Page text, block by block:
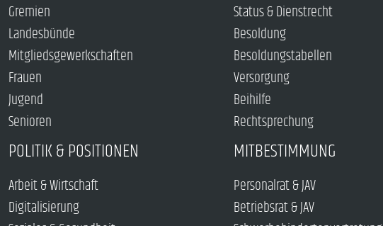
Gremien
Landesbünde
Mitgliedsgewerkschaften
Frauen
Jugend
Senioren
Status & Dienstrecht
Besoldung
Besoldungstabellen
Versorgung
Beihilfe
Rechtsprechung
POLITIK & POSITIONEN
Arbeit & Wirtschaft
Digitalisierung
MITBESTIMMUNG
Personalrat & JAV
Betriebsrat & JAV